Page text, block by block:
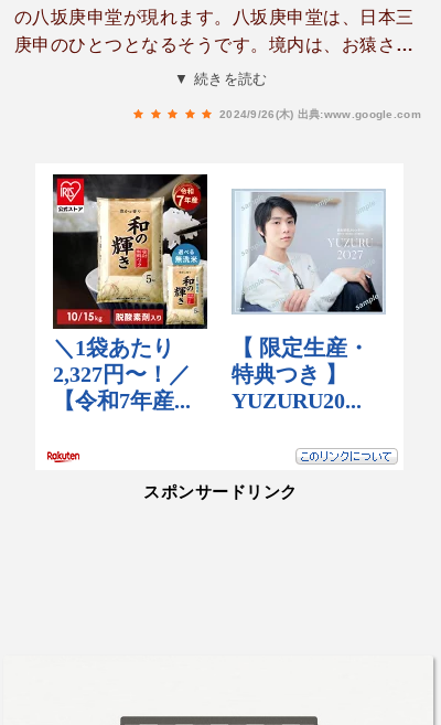
の八坂庚申堂が現れます。八坂庚申堂は、日本三
庚申のひとつとなるそうです。境内は、お猿さん
「くくり猿」がいっぱいでとてもカラフル。天台
▼ 続きを読む
2024/9/26(木) 出典:www.google.com
スポンサードリンク